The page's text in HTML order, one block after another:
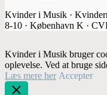
Kvinder i Musik ·
8-10 · København K ·
Kvinder i Musik bruger
oplevelse. Ved at bruge
Læs mere her Accepter